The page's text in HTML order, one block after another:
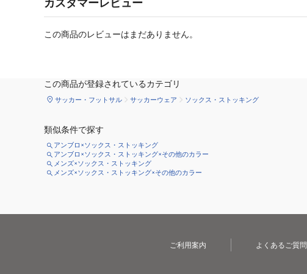
カスタマーレビュー
この商品のレビューはまだありません。
この商品が登録されているカテゴリ
サッカー・フットサル サッカーウェア ソックス・ストッキング
類似条件で探す
アンブロ×ソックス・ストッキング
アンブロ×ソックス・ストッキング×その他のカラー
メンズ×ソックス・ストッキング
メンズ×ソックス・ストッキング×その他のカラー
ご利用案内 よくあるご質問